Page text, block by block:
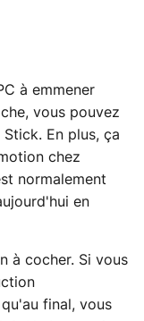
à emmener
vous pouvez
En plus, ça
chez
normalement
en
à cocher. Si vous
final, vous